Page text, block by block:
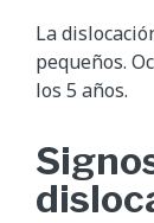
La
pequeños.
los 5 años.